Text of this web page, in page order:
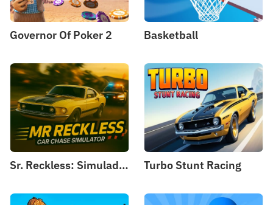
Governor Of Poker 2 Basketball
Sr. Reckless: Simulador de Perseguição de Carro Turbo Stunt Racing